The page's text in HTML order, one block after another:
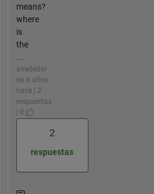
means?
where
is
the
...
alrededor
de 6 años
hace | 2
respuestas
| 0
2
respuestas